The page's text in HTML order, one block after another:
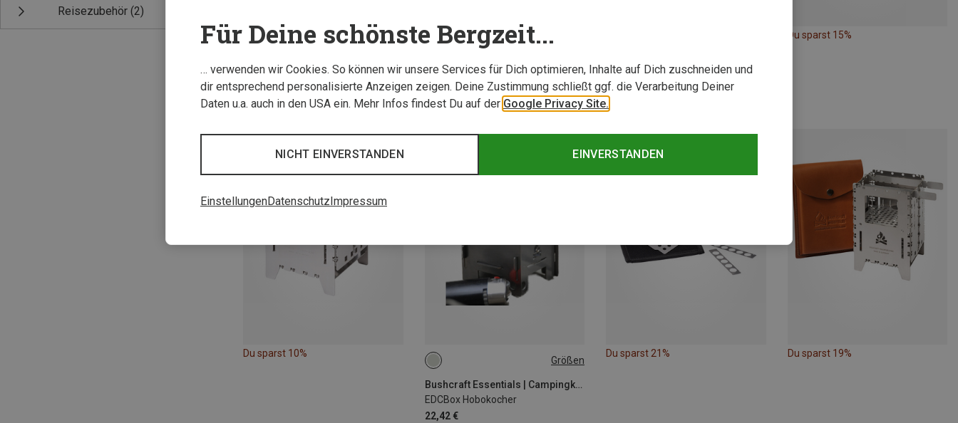
Reisezubehör (2)
Größen
Bushcraft Essentials | Campingkocher
Bushbox Hobokocher
31,89 €
Größen
Bushcraft Essentials | Campingkocher
Bushbox XL Profi Set Hobokocher
105,30 €
Du sparst 15%
Du sparst 10%
Größen
Bushcraft Essentials | Campingkocher
EDCBox Hobokocher
22,42 €
ONE SIZE
Du sparst 21% Du sparst 19%
Für Deine schönste Bergzeit...
… verwenden wir Cookies. So können wir unsere Services für Dich optimieren, Inhalte auf Dich zuschneiden und
dir entsprechend personalisierte Anzeigen zeigen. Deine Zustimmung schließt ggf. die Verarbeitung Deiner
Daten u.a. auch in den USA ein. Mehr Infos findest Du auf der Google Privacy Site.
EINVERSTANDEN
NICHT EINVERSTANDEN
EinstellungenDatenschutzImpressum